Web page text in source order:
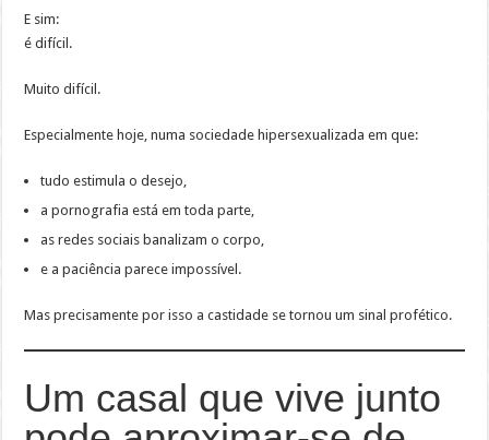
E sim:
é difícil.
Muito difícil.
Especialmente hoje, numa sociedade hipersexualizada em que:
tudo estimula o desejo,
a pornografia está em toda parte,
as redes sociais banalizam o corpo,
e a paciência parece impossível.
Mas precisamente por isso a castidade se tornou um sinal profético.
Um casal que vive junto